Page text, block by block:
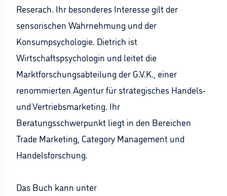
Reserach. Ihr besonderes Interesse gilt der
sensorischen Wahrnehmung und der
Konsumpsychologie. Dietrich ist
Wirtschaftspsychologin und leitet die
Marktforschungsabteilung der G.V.K., einer
renommierten Agentur für strategisches Handels-
und Vertriebsmarketing. Ihr
Beratungsschwerpunkt liegt in den Bereichen
Trade Marketing, Category Management und
Handelsforschung.
Das Buch kann unter